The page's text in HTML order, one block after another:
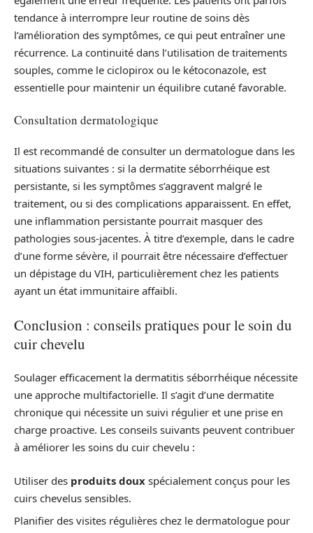
tendance à interrompre leur routine de soins dès
l’amélioration des symptômes, ce qui peut entraîner une
récurrence. La continuité dans l’utilisation de traitements
souples, comme le ciclopirox ou le kétoconazole, est
essentielle pour maintenir un équilibre cutané favorable.
Consultation dermatologique
Il est recommandé de consulter un dermatologue dans les
situations suivantes : si la dermatite séborrhéique est
persistante, si les symptômes s’aggravent malgré le
traitement, ou si des complications apparaissent. En effet,
une inflammation persistante pourrait masquer des
pathologies sous-jacentes. À titre d’exemple, dans le cadre
d’une forme sévère, il pourrait être nécessaire d’effectuer
un dépistage du VIH, particulièrement chez les patients
ayant un état immunitaire affaibli.
Conclusion : conseils pratiques pour le soin du
cuir chevelu
Soulager efficacement la dermatitis séborrhéique nécessite
une approche multifactorielle. Il s’agit d’une dermatite
chronique qui nécessite un suivi régulier et une prise en
charge proactive. Les conseils suivants peuvent contribuer
à améliorer les soins du cuir chevelu :
Utiliser des produits doux spécialement conçus pour les
cuirs chevelus sensibles.
Planifier des visites régulières chez le dermatologue pour